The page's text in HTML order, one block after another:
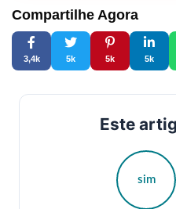
Compartilhe Agora
3,4k 5k 5k 5k
Este
sim